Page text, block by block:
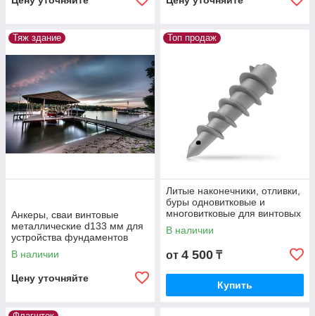
Тяж здание
Анкеры, сваи винтовые
металлические d133 мм для
устройства фундаментов
зданий, сооружений, домов,
пирсов
В наличии
Цену уточняйте
Топ продаж
Литые наконечники, отливки,
буры одновитковые и
многовитковые для винтовых
свай
В наличии
от 4 500 ₸
Купить